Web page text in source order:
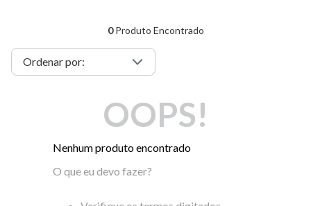
0Produto Encontrado
OOPS!
Nenhum produto encontrado
O que eu devo fazer?